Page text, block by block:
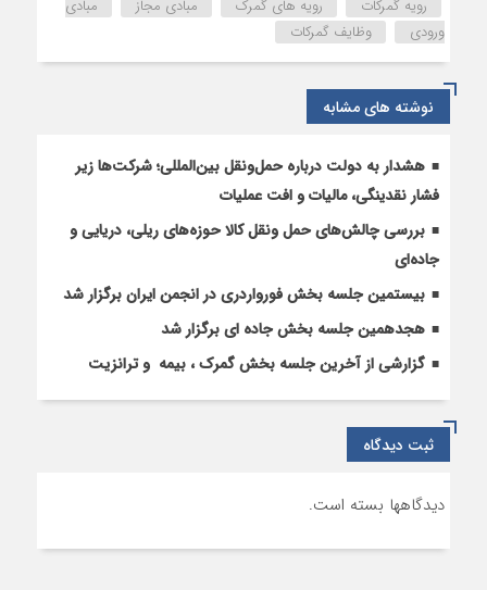
براساس
نوع
وظايف
و
رويه
گمركي
1402
رویه گمرکات رویه های گمرک مبادی مجاز
مبادی
ورودی
وظایف گمرکات
نوشته های مشابه
هشدار به دولت درباره حمل‌ونقل بین‌المللی؛ شرکت‌ها زیر
فشار نقدینگی، مالیات و افت عملیات
بررسی چالش‌های حمل ونقل کالا حوزه‌های ریلی، دریایی و
جاده‌ای
بیستمین جلسه بخش فورواردری در انجمن ایران برگزار شد
هجدهمین جلسه بخش جاده ای برگزار شد
گزارشی از آخرین جلسه بخش گمرک ، بیمه و ترانزیت
ثبت دیدگاه
دیدگاهها بسته است.